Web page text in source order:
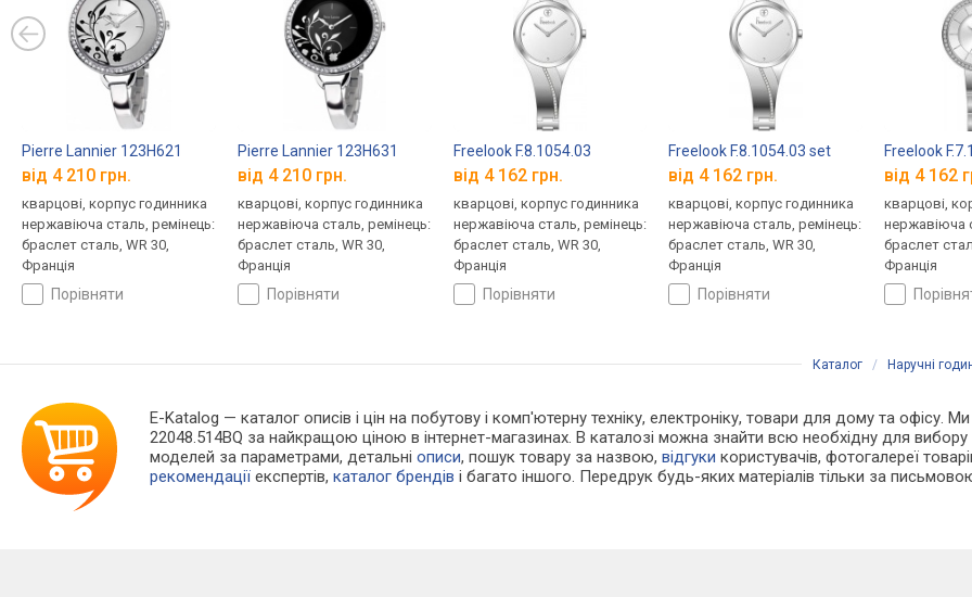
Pierre Lannier 123H621
від 4 210 грн.
кварцові, корпус годинника
нержавіюча сталь, ремінець:
браслет сталь, WR 30,
Франція
порівняти
Pierre Lannier 123H631
від 4 210 грн.
кварцові, корпус годинника
нержавіюча сталь, ремінець:
браслет сталь, WR 30,
Франція
порівняти
Freelook F.8.1054.03
від 4 162 грн.
кварцові, корпус годинника
нержавіюча сталь, ремінець:
браслет сталь, WR 30,
Франція
порівняти
Freelook F.8.1054.03 set
від 4 162 грн.
кварцові, корпус годинника
нержавіюча сталь, ремінець:
браслет сталь, WR 30,
Франція
порівняти
Freelook
від 4 162
кварцові,
нержавіюча
браслет
Франція
Каталог / Наручні
E-Katalog — каталог описів і цін на побутову і комп'ютерну техніку, електроніку, товари для дому та офісу.
22048.514BQ за найкращою ціною в інтернет-магазинах. В каталозі можна знайти всю необхідну для
моделей за параметрами, детальніописи, пошук товару за назвою,відгуки користувачів, фотогалереї
рекомендації експертів,каталог брендів і багато іншого. Передрук будь-яких матеріалів тільки за